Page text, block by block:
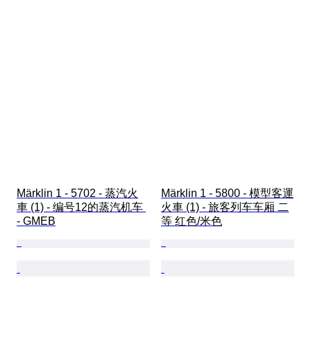
Märklin 1 - 5702 - 蒸汽火
車 (1) - 编号12的蒸汽机车
- GMEB
Märklin 1 - 5800 - 模型客運
火車 (1) - 旅客列车车厢 二
等 红色/米色